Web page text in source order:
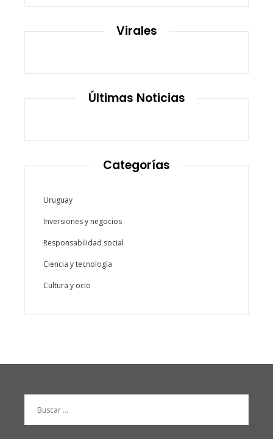
Virales
Últimas Noticias
Categorías
Uruguay
Inversiones y negocios
Responsabilidad social
Ciencia y tecnología
Cultura y ocio